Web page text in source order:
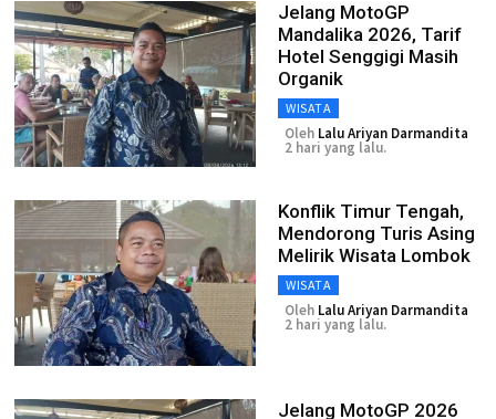
Jelang MotoGP
Mandalika 2026, Tarif
Hotel Senggigi Masih
Organik
WISATA
Oleh Lalu Ariyan Darmandita
2 hari yang lalu.
Konflik Timur Tengah,
Mendorong Turis Asing
Melirik Wisata Lombok
WISATA
Oleh Lalu Ariyan Darmandita
2 hari yang lalu.
Jelang MotoGP 2026